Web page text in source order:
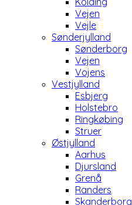
Vejen
Vejle
Sønderjylland
Sønderborg
Vejen
Vojens
Vestjylland
Esbjerg
Holstebro
Ringkøbing
Struer
Østjylland
Aarhus
Djursland
Grenå
Randers
Skanderborg